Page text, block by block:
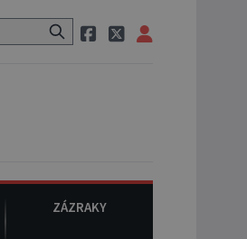
šelma, údajně bájná čupakabra.
ZÁZRAKY